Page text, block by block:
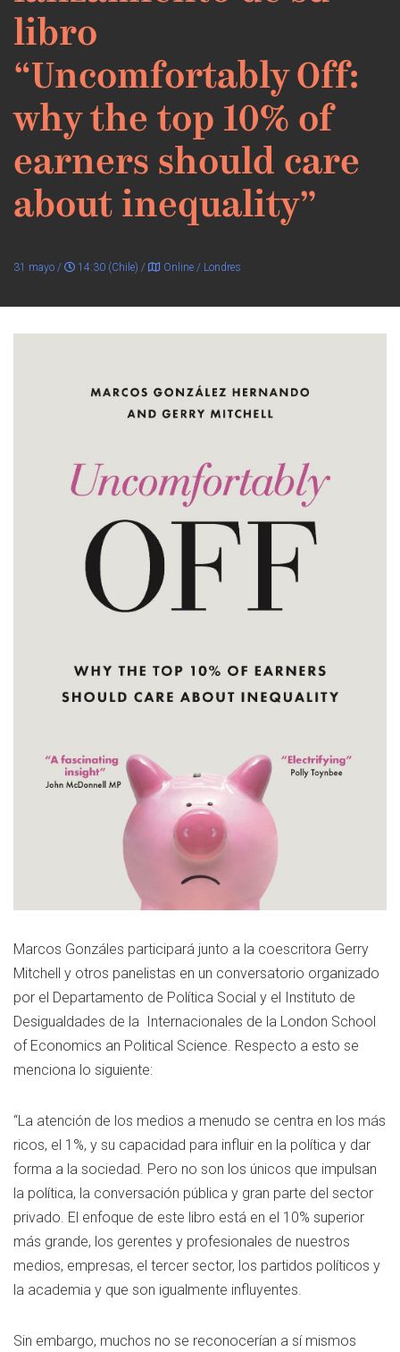
libro
“Uncomfortably Off:
why the top 10% of
earners should care
about inequality”
31 mayo / 14:30 (Chile) / Online / Londres
Marcos Gonzáles participará junto a la coescritora Gerry
Mitchell y otros panelistas en un conversatorio organizado
por el Departamento de Política Social y el Instituto de
Desigualdades de la Internacionales de la London School
of Economics an Political Science. Respecto a esto se
menciona lo siguiente:
“La atención de los medios a menudo se centra en los más
ricos, el 1%, y su capacidad para influir en la política y dar
forma a la sociedad. Pero no son los únicos que impulsan
la política, la conversación pública y gran parte del sector
privado. El enfoque de este libro está en el 10% superior
más grande, los gerentes y profesionales de nuestros
medios, empresas, el tercer sector, los partidos políticos y
la academia y que son igualmente influyentes.
Sin embargo, muchos no se reconocerían a sí mismos